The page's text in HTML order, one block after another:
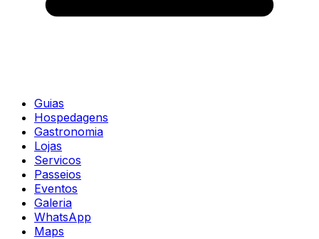
Guias
Hospedagens
Gastronomia
Lojas
Servicos
Passeios
Eventos
Galeria
WhatsApp
Maps